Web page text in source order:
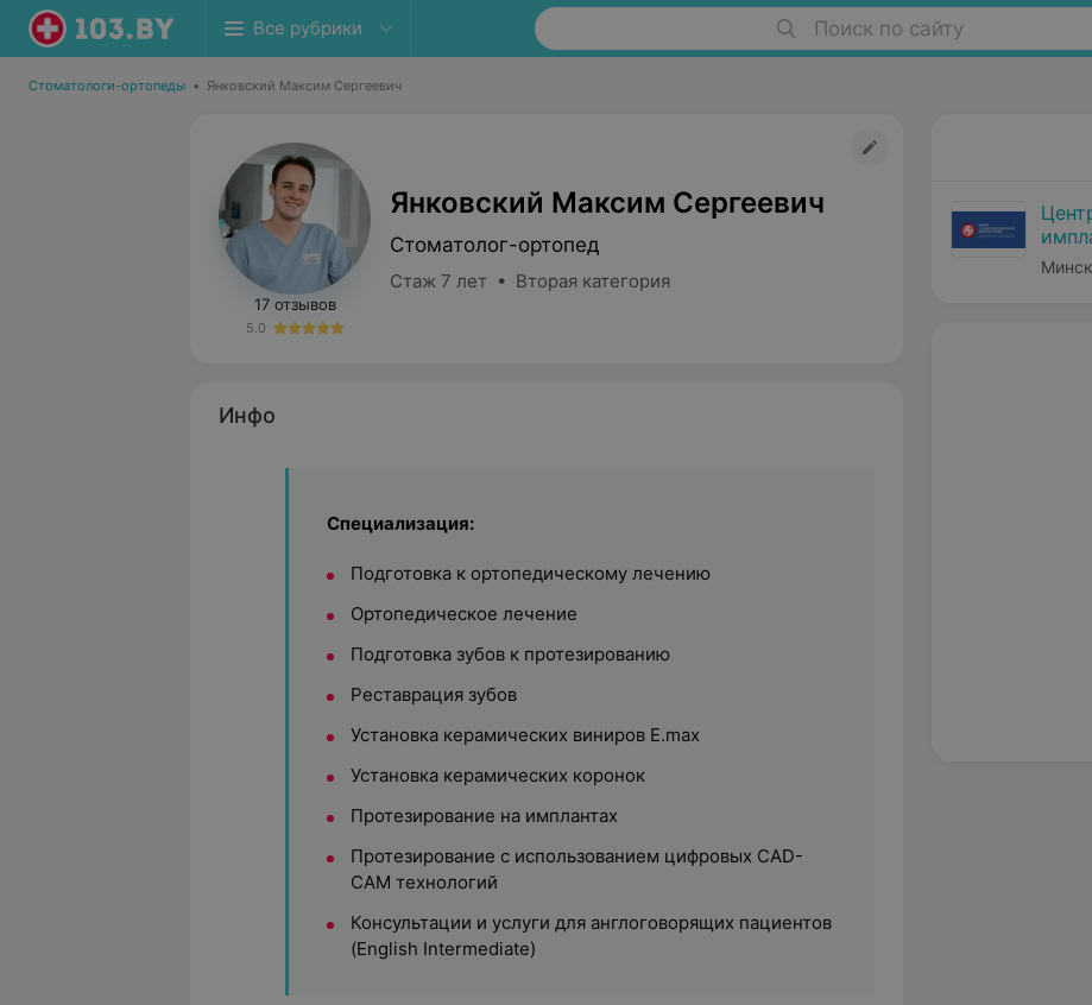
Все рубрики Поиск по сайту
Стоматологи-ортопеды • Янковский Максим Сергеевич
17 отзывов
5.0
Янковский Максим Сергеевич
Стоматолог-ортопед
Стаж 7 лет • Вторая категория
Инфо
Специализация:
Подготовка к ортопедическому лечению
Ортопедическое лечение
Подготовка зубов к протезированию
Реставрация зубов
Установка керамических виниров E.max
Установка керамических коронок
Протезирование на имплантах
Протезирование с использованием цифровых CAD-
CAM технологий
Консультации и услуги для англоговорящих пациентов
(English Intermediate)